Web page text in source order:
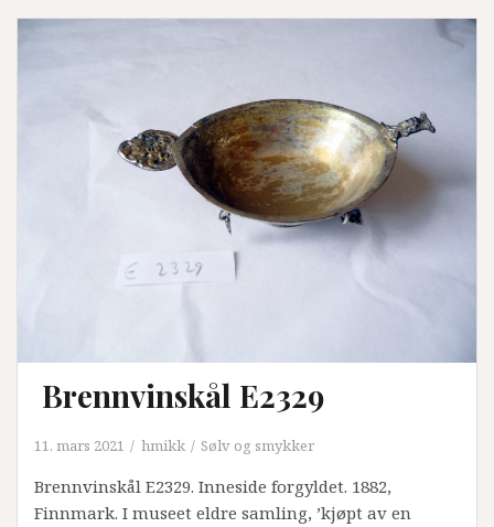
Brennvinskål E2329
11. mars 2021 hmikk Sølv og smykker
Brennvinskål E2329. Inneside forgyldet. 1882,
Finnmark. I museet eldre samling, ’kjøpt av en